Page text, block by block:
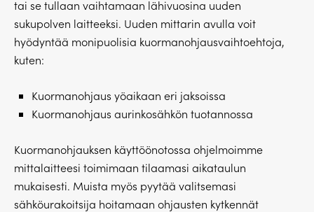
tai se tullaan vaihtamaan lähivuosina uuden
sukupolven laitteeksi. Uuden mittarin avulla voit
hyödyntää monipuolisia kuormanohjausvaihtoehtoja,
kuten:
Kuormanohjaus yöaikaan eri jaksoissa
Kuormanohjaus aurinkosähkön tuotannossa
Kuormanohjauksen käyttöönotossa ohjelmoimme
mittalaitteesi toimimaan tilaamasi aikataulun
mukaisesti. Muista myös pyytää valitsemasi
sähköurakoitsija hoitamaan ohjausten kytkennät